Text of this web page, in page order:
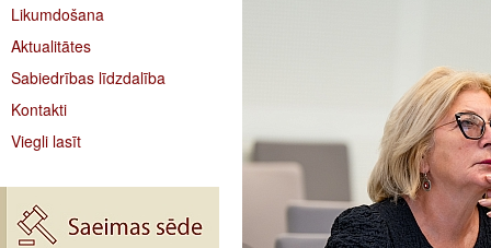
Likumdošana
Aktualitātes
Sabiedrības līdzdalība
Kontakti
Viegli lasīt